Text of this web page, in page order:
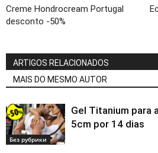
Creme Hondrocream Portugal
desconto -50%
ARTIGOS RELACIONADOS
MAIS DO MESMO AUTOR
Без рубрики
Gel Titanium para
5cm por 14 dias